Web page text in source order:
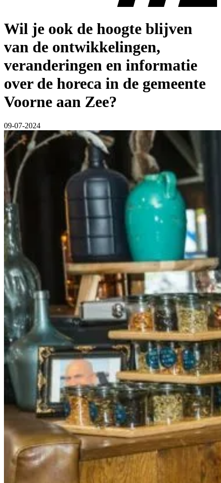
Wil je ook de hoogte blijven
van de ontwikkelingen,
veranderingen en informatie
over de horeca in de gemeente
Voorne aan Zee?
09-07-2024